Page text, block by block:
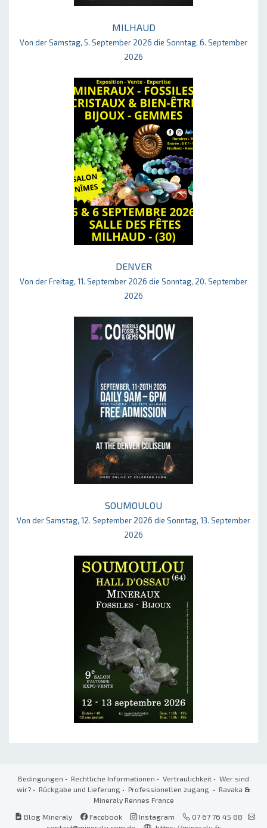
MILHAUD
Von der Samstag, 5. September 2026 die Sonntag, 6. September
2026
DENVER
Von der Freitag, 11. September 2026 die Sonntag, 20. September
2026
SOUMOULOU
Von der Samstag, 12. September 2026 die Sonntag, 13. September
2026
Bedingungen • Rechtliche Informationen • Vertraulichkeit • Wer sind
wir? • Rückgabe und Lieferung • Professionellen zugang • Ravaka &
Mineraly Rennes France
Blog Mineraly
Facebook Instagram
07 67 76 45 88